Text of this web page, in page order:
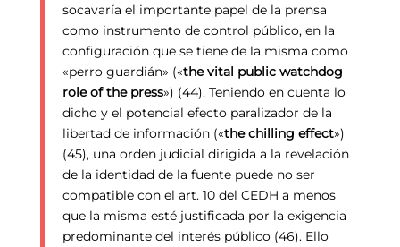
socavaría el importante papel de la prensa
como instrumento de control público, en la
configuración que se tiene de la misma como
«perro guardián» («the vital public watchdog
role of the press») (44). Teniendo en cuenta lo
dicho y el potencial efecto paralizador de la
libertad de información («the chilling effect»)
(45), una orden judicial dirigida a la revelación
de la identidad de la fuente puede no ser
compatible con el art. 10 del CEDH a menos
que la misma esté justificada por la exigencia
predominante del interés público (46). Ello